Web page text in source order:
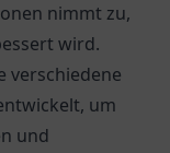
nimmt zu,
wird.
verschiedene
um
und